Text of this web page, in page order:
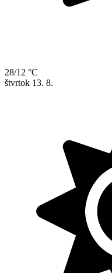
28/12 °C
štvrtok 13. 8.